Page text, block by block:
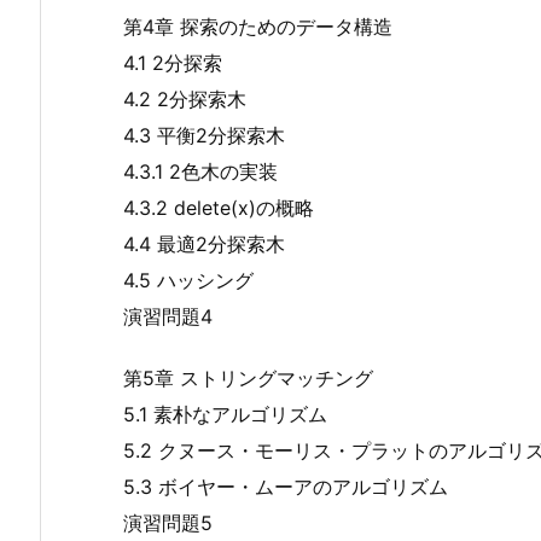
第4章 探索のためのデータ構造
4.1 2分探索
4.2 2分探索木
4.3 平衡2分探索木
4.3.1 2色木の実装
4.3.2 delete(x)の概略
4.4 最適2分探索木
4.5 ハッシング
演習問題4
第5章 ストリングマッチング
5.1 素朴なアルゴリズム
5.2 クヌース・モーリス・プラットのアルゴリ
5.3 ボイヤー・ムーアのアルゴリズム
演習問題5